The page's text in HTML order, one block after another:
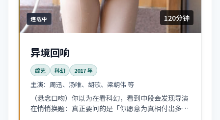
连载中 120分钟
异境回响
综艺 科幻 2017年
主演： 周迅、汤唯、胡歌、梁朝伟 等
（悬念口吻）你以为在看科幻，看到中段会发现导演
在悄悄换题：真正要问的是「你愿意为真相付出多